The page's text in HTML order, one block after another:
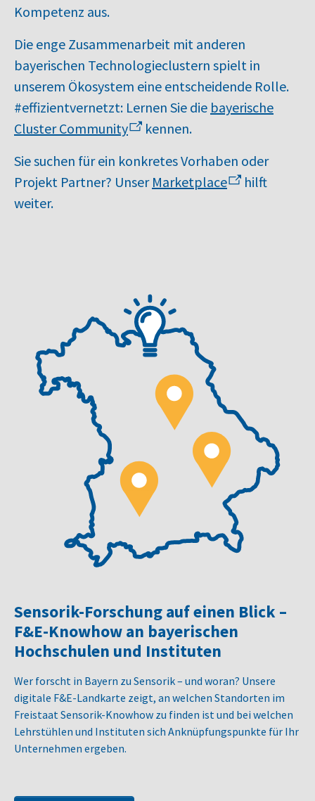
Kompetenz aus.
Die enge Zusammenarbeit mit anderen
bayerischen Technologieclustern spielt in
unserem Ökosystem eine entscheidende Rolle.
#effizientvernetzt: Lernen Sie die bayerische
Cluster Community
kennen.
Sie suchen für ein konkretes Vorhaben oder
Projekt Partner? Unser Marketplace
hilft
weiter.
Sensorik-Forschung auf einen Blick –
F&E-Knowhow an bayerischen
Hochschulen und Instituten
Wer forscht in Bayern zu Sensorik – und woran? Unsere
digitale F&E-Landkarte zeigt, an welchen Standorten im
Freistaat Sensorik-Knowhow zu finden ist und bei welchen
Lehrstühlen und Instituten sich Anknüpfungspunkte für Ihr
Unternehmen ergeben.